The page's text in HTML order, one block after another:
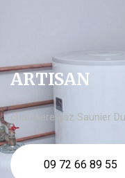
ARTISAN
chaudière gaz Saunier
09 72 66 89 55